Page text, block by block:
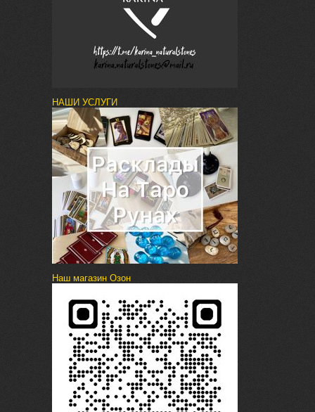
НАШИ УСЛУГИ
Наш магазин Озон